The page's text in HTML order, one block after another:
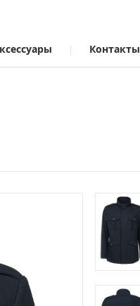
Контакты